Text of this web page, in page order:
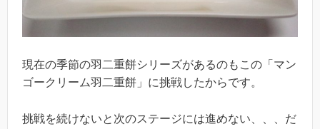
現在の季節の羽二重餅シリーズがあるのもこの「マン
ゴークリーム羽二重餅」に挑戦したからです。
挑戦を続けないと次のステージには進めない、、、だ